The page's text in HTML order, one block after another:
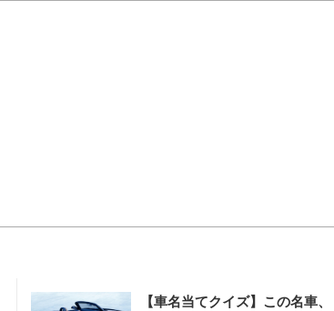
【車名当てクイズ】この名車、